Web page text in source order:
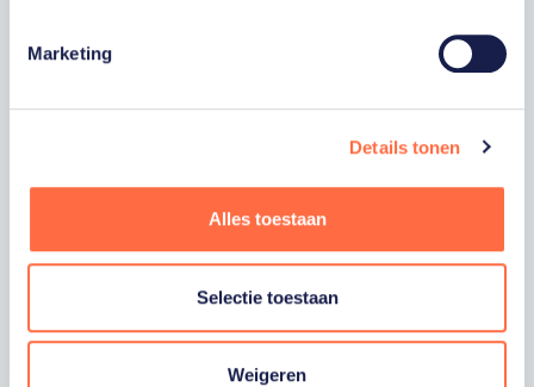
Marketing
Details tonen
Alles toestaan
Selectie toestaan
Weigeren
Ja, ik word fan van TeamNL en ontvang
TeamNL, het TeamNL Huis, interviews, acties,
video’s en merchandise. Je kunt je op elk
moment uitschrijven. *
Ja, ik wil als fan van TeamNL op de hoogte
acties van onze commerciële partners en
verstuurd door TeamNL. Je kunt je op elk